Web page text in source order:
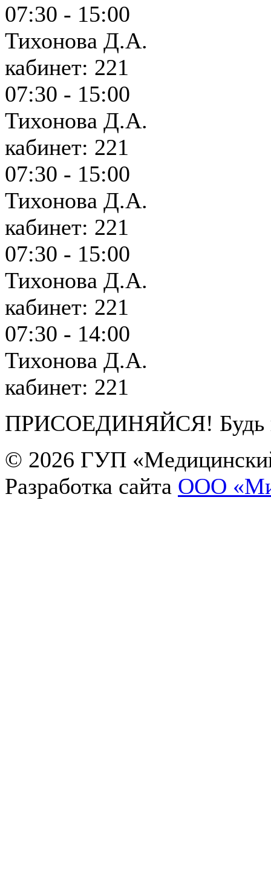
07:30 - 15:00
Тихонова Д.А.
кабинет: 221
07:30 - 15:00
Тихонова Д.А.
кабинет: 221
07:30 - 15:00
Тихонова Д.А.
кабинет: 221
07:30 - 15:00
Тихонова Д.А.
кабинет: 221
07:30 - 14:00
Тихонова Д.А.
кабинет: 221
ПРИСОЕДИНЯЙСЯ! Будь в
© 2026 ГУП
Разработка сайта OOO